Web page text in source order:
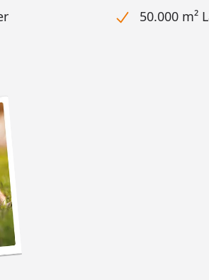
50.000 m²